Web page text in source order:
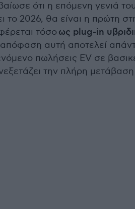
ότι η επόμενη γενιά του
το 2026, θα είναι η πρώτη
τόσοως plug-in
αυτή αποτελεί
πωλήσεις EV σε
την πλήρη